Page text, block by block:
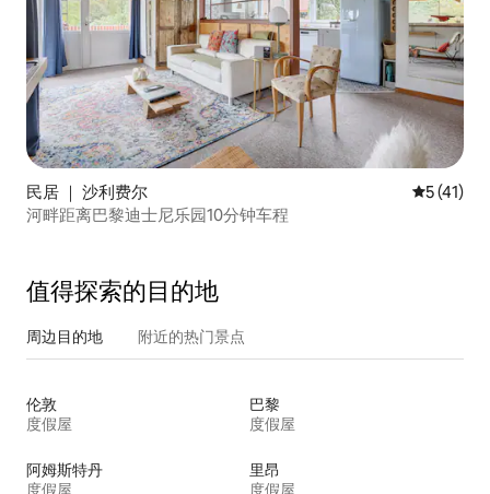
民居 ｜ 沙利费尔 平均评分
5 (41)
河畔距离巴黎迪士尼乐园10分钟车程
值得探索的目的地
周边目的地 附近的热门景点
伦敦
度假屋
巴黎
度假屋
阿姆斯特丹
度假屋
里昂
度假屋